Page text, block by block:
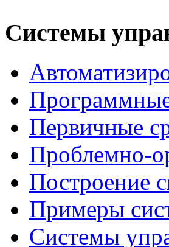
Системы
Программные
Первичные
Проблемно-
Построение
Примеры
Системы